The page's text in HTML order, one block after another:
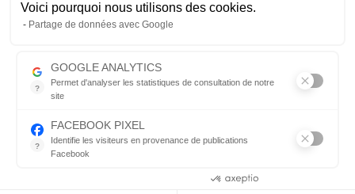
Qté
Envoyer par mail
Description détaillée
Position
Voici pourquoi nous utilisons des cookies.
Partage de données avec Google
?
GOOGLE ANALYTICS
Permet d'analyser les statistiques de consultation de notre
site
?
FACEBOOK PIXEL
Identifie les visiteurs en provenance de publications
Facebook
Axeptio consent